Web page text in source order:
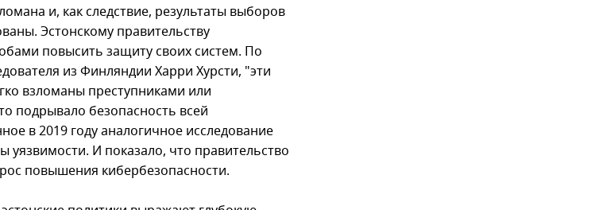
и, как следствие, результаты выборов
Эстонскому правительству
повысить защиту своих систем. По
из Финляндии Харри Хурсти, "эти
взломаны преступниками или
подрывало безопасность всей
в 2019 году аналогичное исследование
уязвимости. И показало, что правительство
повышения кибербезопасности.